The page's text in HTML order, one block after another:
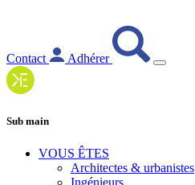
Contact Adhérer
Sub main
VOUS ÊTES
Architectes & urbanistes
Ingénieurs